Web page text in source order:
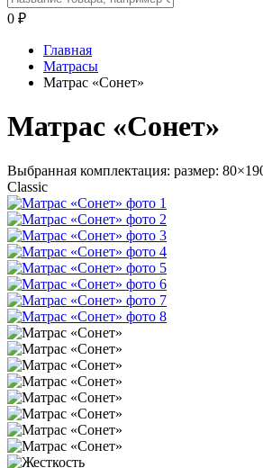
0 ₽
Главная
Матрасы
Матрас «Сонет»
Матрас «Сонет»
Выбранная комплектация: размер:
Classic